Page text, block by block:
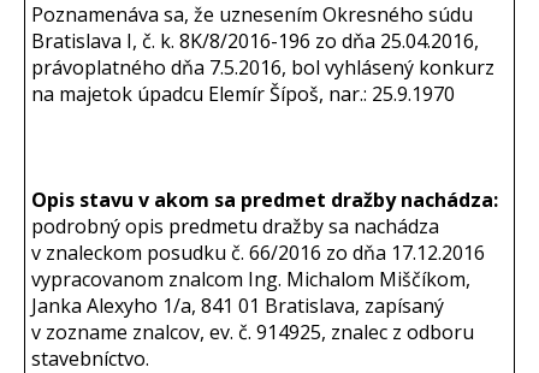
Poznamenáva sa, že uznesením Okresného súdu
Bratislava I, č. k. 8K/8/2016-196 zo dňa 25.04.2016,
právoplatného dňa 7.5.2016, bol vyhlásený konkurz
na majetok úpadcu Elemír Šípoš, nar.: 25.9.1970
Opis stavu v akom sa predmet dražby nachádza:
podrobný opis predmetu dražby sa nachádza
v znaleckom posudku č. 66/2016 zo dňa 17.12.2016
vypracovanom znalcom Ing. Michalom Miščíkom,
Janka Alexyho 1/a, 841 01 Bratislava, zapísaný
v zozname znalcov, ev. č. 914925, znalec z odboru
stavebníctvo.